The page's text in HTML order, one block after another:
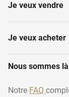
Bouteilles de
Je veux vendre
Je veux acheter
Nous sommes
Notre FAQ